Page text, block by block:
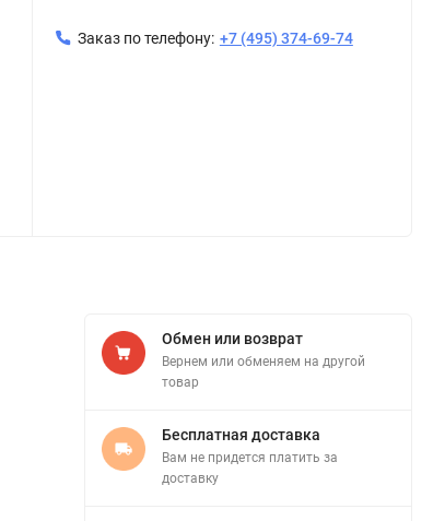
Заказ по телефону: +7 (495) 374-69-74
Обмен или возврат
Вернем или обменяем на другой
товар
Бесплатная доставка
Вам не придется платить за
доставку